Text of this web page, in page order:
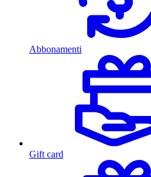
Abbonamenti
Gift card